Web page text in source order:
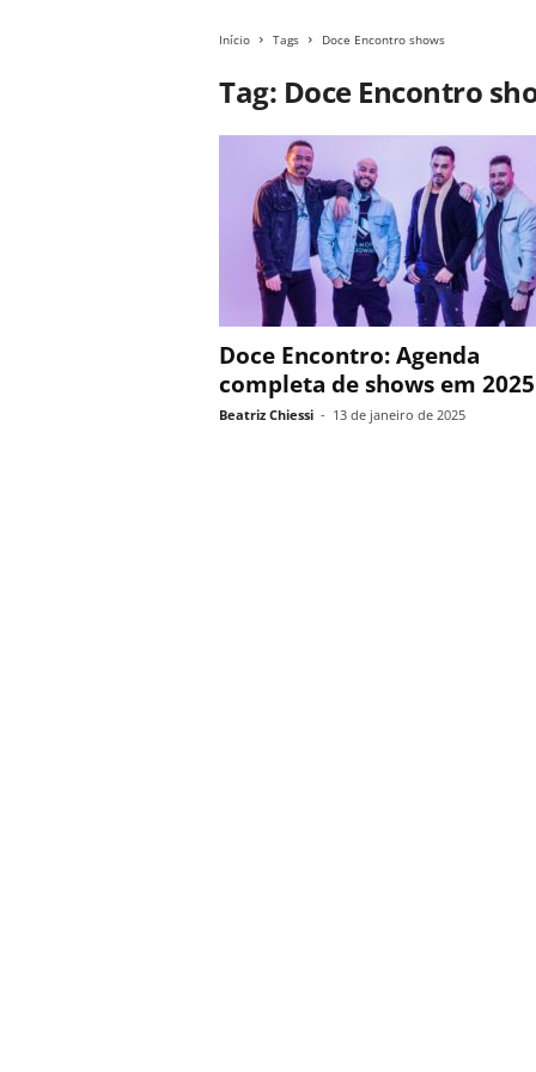
Início Tags Doce Encontro shows
Tag: Doce Encontro
Doce Encontro: Agenda
completa de shows em 2025
Beatriz Chiessi - 13 de janeiro de 2025